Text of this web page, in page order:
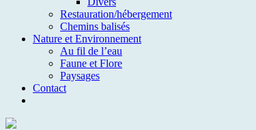
Restauration/hébergement
Chemins balisés
Nature et Environnement
Au fil de l’eau
Faune et Flore
Paysages
Contact